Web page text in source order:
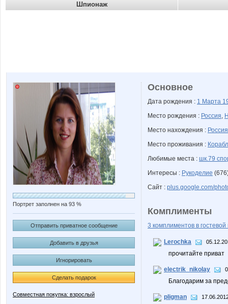
Шпионаж
Портрет заполнен на 93 %
Отправить приватное сообщение
Добавить в друзья
Игнорировать
Сделать подарок
Совместная покупка: взрослый
Основное
Дата рождения : 1 Марта
Место рождения : Россия,
Место нахождения : Россия
Место проживания :
Любимые места : шк.79
Интересы : Рукоделие
Сайт : plus.google.com/
Комплименты
3 комплиментов в гостевой
Lerochka
прочитайте приват
electrik_nikolay
Благодарим за
pligman